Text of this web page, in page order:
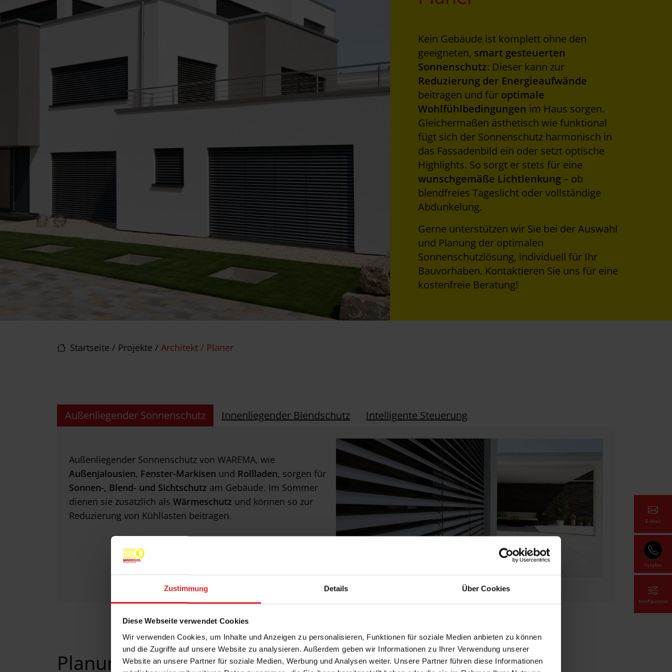
Zustimmung Details Über Cookies
Diese Webseite verwendet Cookies
Wir verwenden Cookies, um Inhalte und Anzeigen zu personalisieren, Funktionen für soziale Medien anbieten zu können
und die Zugriffe auf unsere Website zu analysieren. Außerdem geben wir Informationen zu Ihrer Verwendung unserer
Website an unsere Partner für soziale Medien, Werbung und Analysen weiter. Unsere Partner führen diese Informationen
Startseite / Projekte / Architekt / Planer
Kein Gebäude ist komplett ohne den
geeigneten, smart gesteuerten
Sonnenschutz: Dieser kann zur
Reduzierung der Energieaufwände
beitragen und für optimale
Wohlfühlbedingungen im Haus sorgen.
Gleichermaßen ästhetisch wie funktional
fügt sich der Sonnenschutz harmonisch in
das Fassadenbild ein oder setzt optische
Highlights. So sorgt er stets für eine
wunschgemäße Lichtlenkung– ob
blendfreies Tageslicht oder vollständige
Abdunkelung.
Gerne unterstützen wir Sie bei der Auswahl
und Planung der optimalen
Sonnenschutzlösung, individuell für Ihr
Bauvorhaben. Kontaktieren Sie uns für eine
kostenfreie Beratung!
Außenliegender Sonnenschutz Innenliegender Blendschutz Intelligente Steuerung
Außenliegender Sonnenschutz von WAREMA, wie
Außenjalousien, Fenster-Markisen und Rollladen, sorgen für
Sonnen-, Blend- und Sichtschutz am Gebäude. Im Sommer
dienen sie zusätzlich als Wärmeschutz und können so zur
Reduzierung von Kühllasten beitragen.
Planungstools
E-Mail
Telefon
Konfigurator